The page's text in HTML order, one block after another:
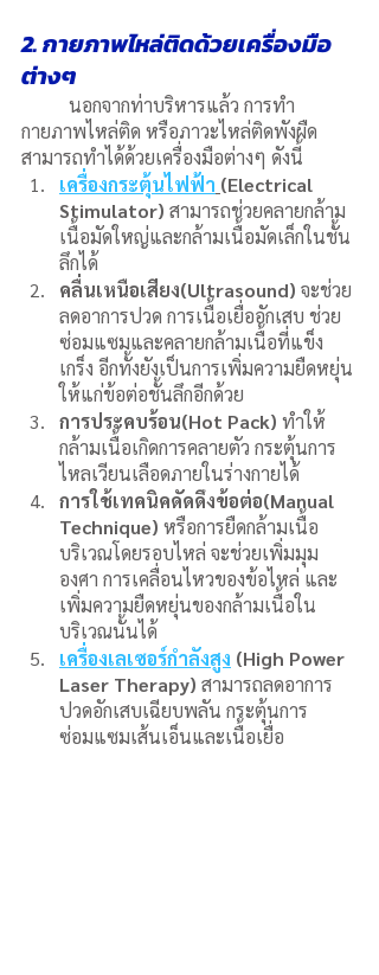
2. กายภาพไหล่ติดด้วยเครื่องมือ
ต่างๆ
กายภาพไหล่ติด หรือภาวะไหล่ติดพังผืด
สามารถทำได้ด้วยเครื่องมือต่างๆ ดังนี้
เครื่องกระตุ้นไฟฟ้า (Electrical
Stimulator) สามารถช่วยคลายกล้าม
เนื้อมัดใหญ่และกล้ามเนื้อมัดเล็กในชั้น
ลึกได้
คลื่นเหนือเสียง(Ultrasound) จะช่วย
ลดอาการปวด การเนื้อเยื่ออักเสบ ช่วย
ซ่อมแซมและคลายกล้ามเนื้อที่แข็ง
เกร็ง อีกทั้งยังเป็นการเพิ่มความยืดหยุ่น
ให้แก่ข้อต่อชั้นลึกอีกด้วย
การประคบร้อน(Hot Pack) ทำให้
กล้ามเนื้อเกิดการคลายตัว กระตุ้นการ
ไหลเวียนเลือดภายในร่างกายได้
การใช้เทคนิคดัดดึงข้อต่อ(Manual
Technique) หรือการยืดกล้ามเนื้อ
บริเวณโดยรอบไหล่ จะช่วยเพิ่มมุม
องศา การเคลื่อนไหวของข้อไหล่ และ
เพิ่มความยืดหยุ่นของกล้ามเนื้อใน
บริเวณนั้นได้
เครื่องเลเซอร์กำลังสูง (High Power
Laser Therapy) สามารถลดอาการ
ปวดอักเสบเฉียบพลัน กระตุ้นการ
ซ่อมแซมเส้นเอ็นและเนื้อเยื่อ